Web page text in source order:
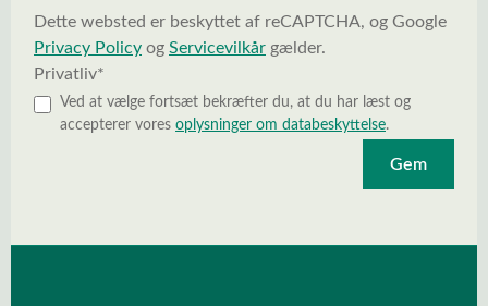
Dette websted er beskyttet af reCAPTCHA, og Google
Privacy Policy og Servicevilkår gælder.
Privatliv*
Ved at vælge fortsæt bekræfter du, at du har læst og
accepterer vores oplysninger om databeskyttelse.
Gem